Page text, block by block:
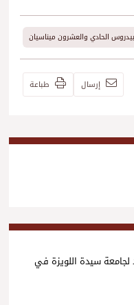
الحادي والعشرون ميناسيان
إرسال طباعة
سيدة اللويزة في